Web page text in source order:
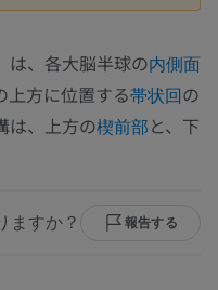
は、各大脳半球の内側面
上方に位置する帯状回の
は、上方の楔前部と、下
ますか？ 報告する